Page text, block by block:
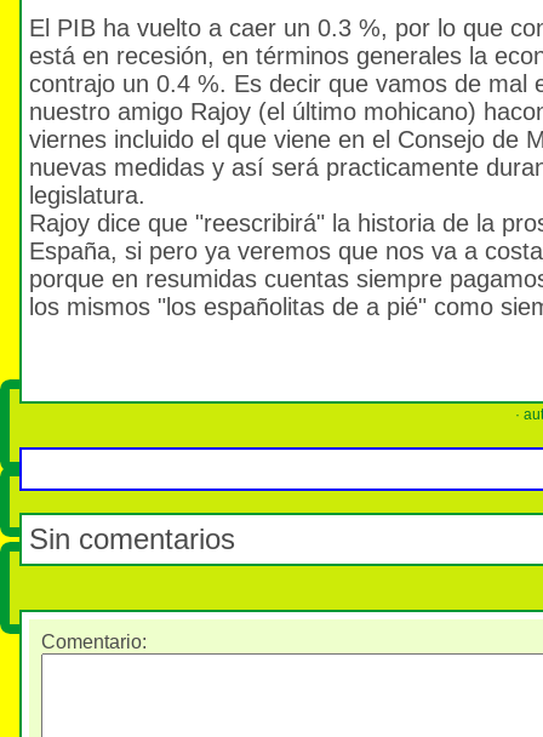
El PIB ha vuelto a caer un 0.3 %, por lo que
está en recesión, en términos generales la
contrajo un 0.4 %. Es decir que vamos de mal
nuestro amigo Rajoy (el último mohicano)
viernes incluido el que viene en el Consejo de
nuevas medidas y así será practicamente
legislatura.
Rajoy dice que "reescribirá" la historia de la
España, si pero ya veremos que nos va a
porque en resumidas cuentas siempre
los mismos "los españolitas de a pié" como
·
Sin comentarios
Comentario: